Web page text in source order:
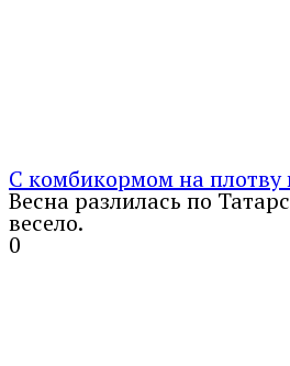
С комбикормом на плотву
Весна разлилась по
весело.
0